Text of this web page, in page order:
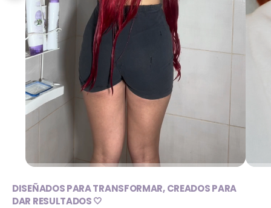
DISEÑADOS PARA TRANSFORMAR, CREADOS PARA
DAR RESULTADOS 🤍